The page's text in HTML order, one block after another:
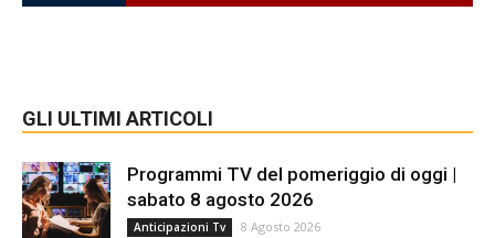
GLI ULTIMI ARTICOLI
Programmi TV del pomeriggio di oggi |
sabato 8 agosto 2026
Anticipazioni Tv 8 Agosto 2026